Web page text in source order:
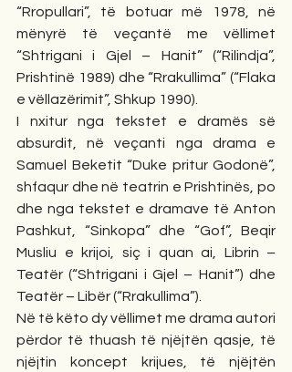
“Rropullari”, të botuar më 1978, në
mënyrë të veçantë me vëllimet
“Shtrigani i Gjel – Hanit” (“Rilindja”,
Prishtinë 1989) dhe “Rrakullima” (“Flaka
e vëllazërimit”, Shkup 1990).
I nxitur nga tekstet e dramës së
absurdit, në veçanti nga drama e
Samuel Beketit “Duke pritur Godonë”,
shfaqur dhe në teatrin e Prishtinës, po
dhe nga tekstet e dramave të Anton
Pashkut, “Sinkopa” dhe “Gof”, Beqir
Musliu e krijoi, siç i quan ai, Librin –
Teatër (“Shtrigani i Gjel – Hanit”) dhe
Teatër – Libër (“Rrakullima”).
Në të këto dy vëllimet me drama autori
përdor të thuash të njëjtën qasje, të
njëjtin koncept krijues, të njëjtën